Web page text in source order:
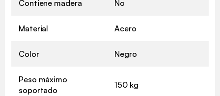
Contiene madera No
Material Acero
Color Negro
Peso máximo
soportado
150 kg